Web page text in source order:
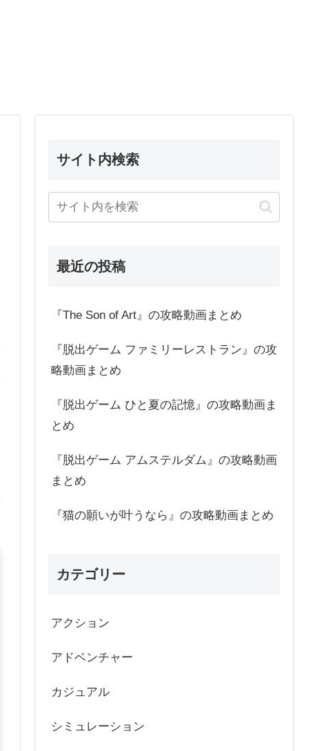
サイト内検索
最近の投稿
『The Son of Art』の攻略動画まとめ
『脱出ゲーム ファミリーレストラン』の攻
略動画まとめ
『脱出ゲーム ひと夏の記憶』の攻略動画ま
とめ
『脱出ゲーム アムステルダム』の攻略動画
まとめ
『猫の願いが叶うなら』の攻略動画まとめ
カテゴリー
アクション
アドベンチャー
カジュアル
シミュレーション